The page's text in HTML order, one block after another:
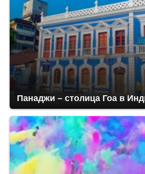
Панаджи – столица Гоа в